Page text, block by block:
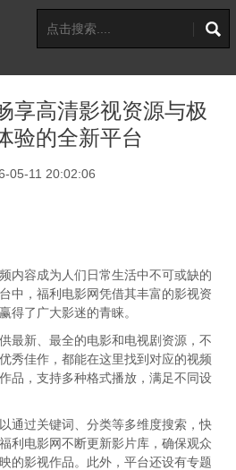
享高清影视资源与极
验的全新平台
05-11 20:02:06
内容成为人们日常生活中不可或缺的
中，福利电影网凭借其丰富的影视资
得了广大影迷的青睐。
最新、最全的电影和电视剧资源，不
秀佳作，都能在这里找到对应的视频
品，支持多种格式播放，满足不同设
通过关键词、分类等多维度搜索，快
利电影网不断更新影片库，确保观众
的影视作品。此外，平台还设有专题